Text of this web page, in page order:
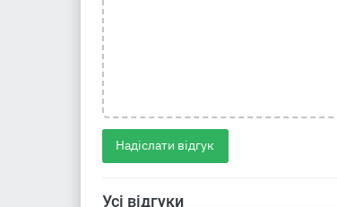
Надіслати відгук
Усі відгуки